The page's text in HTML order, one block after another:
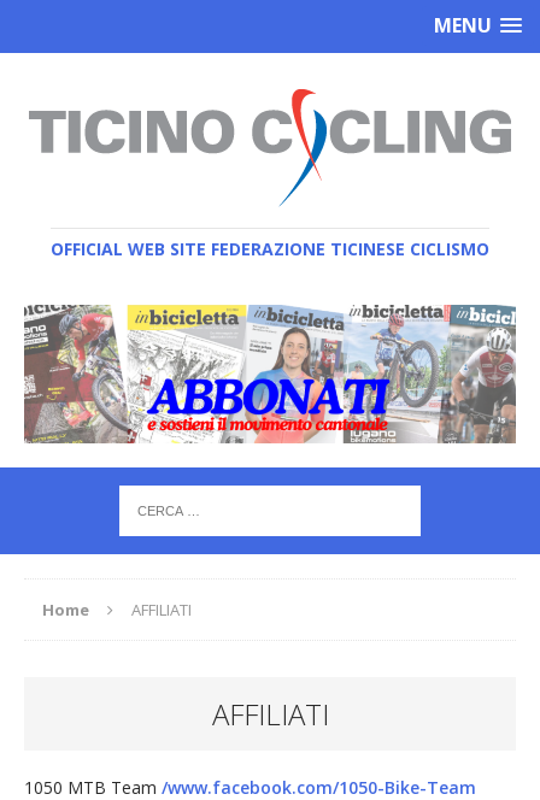
MENU
OFFICIAL WEB SITE FEDERAZIONE TICINESE CICLISMO
Home AFFILIATI
AFFILIATI
1050 MTB Team /www.facebook.com/1050-Bike-Team